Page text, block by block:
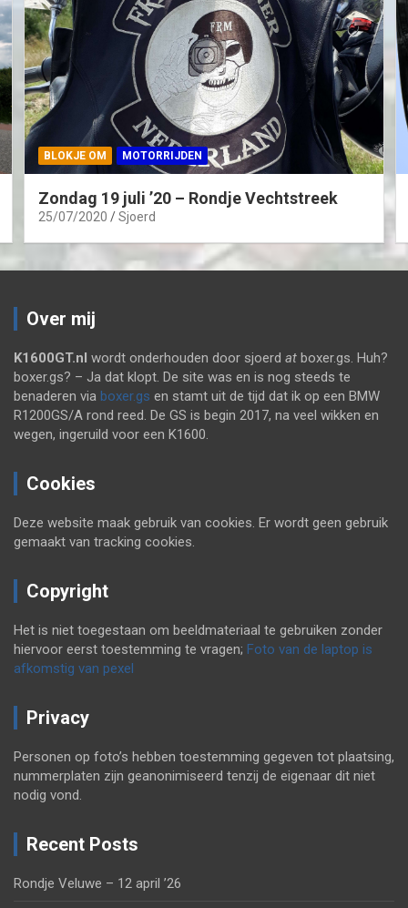
BLOKJE OM MOTORRIJDEN
Zondag 19 juli ’20 – Rondje Vechtstreek
25/07/2020 Sjoerd
Over mij
K1600GT.nl wordt onderhouden door sjoerd at boxer.gs. Huh?
boxer.gs? – Ja dat klopt. De site was en is nog steeds te
benaderen via boxer.gs en stamt uit de tijd dat ik op een BMW
R1200GS/A rond reed. De GS is begin 2017, na veel wikken en
wegen, ingeruild voor een K1600.
Cookies
Deze website maak gebruik van cookies. Er wordt geen gebruik
gemaakt van tracking cookies.
Copyright
Het is niet toegestaan om beeldmateriaal te gebruiken zonder
hiervoor eerst toestemming te vragen; Foto van de laptop is
afkomstig van pexel
Privacy
Personen op foto’s hebben toestemming gegeven tot plaatsing,
nummerplaten zijn geanonimiseerd tenzij de eigenaar dit niet
nodig vond.
Recent Posts
Rondje Veluwe – 12 april ’26